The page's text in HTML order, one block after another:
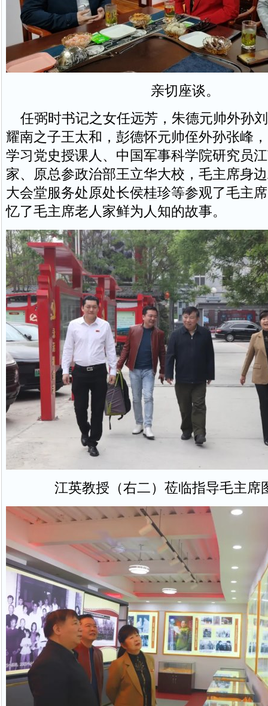
亲切座谈。
任弼时书记之女任远芳，朱德元帅外孙
耀南之子王太和，彭德怀元帅侄外孙张峰
学习党史授课人、中国军事科学院研究员
家、原总参政治部王立华大校，毛主席身
大会堂服务处原处长侯桂珍等参观了毛主
忆了毛主席老人家鲜为人知的故事。
江英教授（右二）莅临指导毛主席